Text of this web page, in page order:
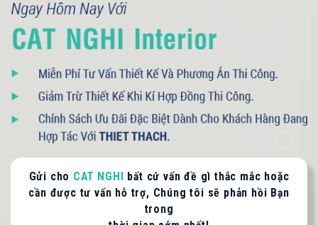
Gửi cho CAT NGHI
bất cứ vấn đề gì thắc mắc hoặc
cần được tư vấn hỗ trợ, Chúng tôi sẽ phản hồi Bạn
trong
LIÊN HỆ TƯ VẤN / BÁO GIÁ
Quý khách vui lòng cung cấp thông tin để CAT
NGHI liên hệ hỗ trợ nhanh nhất.
HỌ VÀ TÊN QUÝ KHÁCH
SỐ ĐIỆN THOẠI *